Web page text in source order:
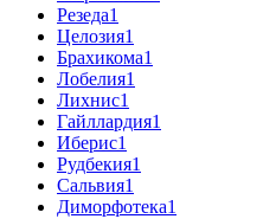
Резеда1
Целозия1
Брахикома1
Лобелия1
Лихнис1
Гайллардия1
Иберис1
Рудбекия1
Сальвия1
Диморфотека1